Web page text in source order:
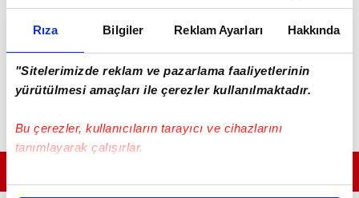
Rıza Bilgiler Reklam Ayarları Hakkında
"Sitelerimizde reklam ve pazarlama faaliyetlerinin
yürütülmesi amaçları ile çerezler kullanılmaktadır.
Bu çerezler, kullanıcıların tarayıcı ve cihazlarını
tanımlayarak çalışırlar.
Bu çerezlere izin vermeniz halinde sizlere özel